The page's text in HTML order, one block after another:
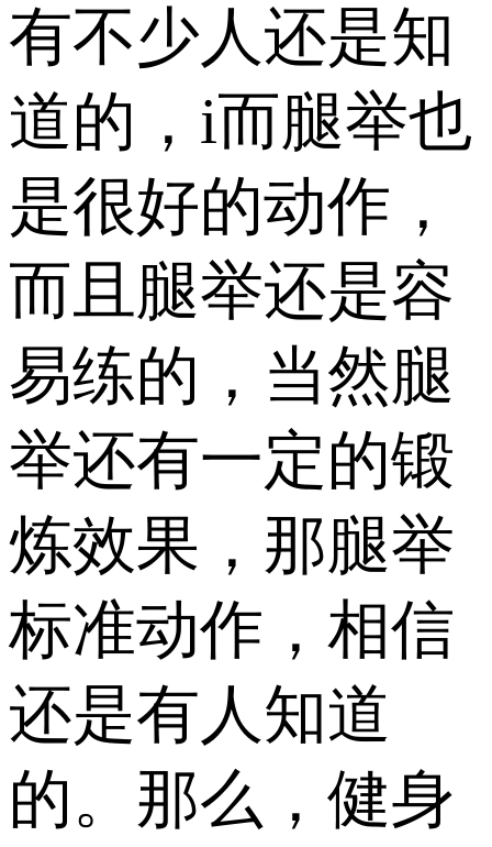
有不少人还是知
道的，i而腿举也
是很好的动作，
而且腿举还是容
易练的，当然腿
举还有一定的锻
炼效果，那腿举
标准动作，相信
还是有人知道
的。那么，健身